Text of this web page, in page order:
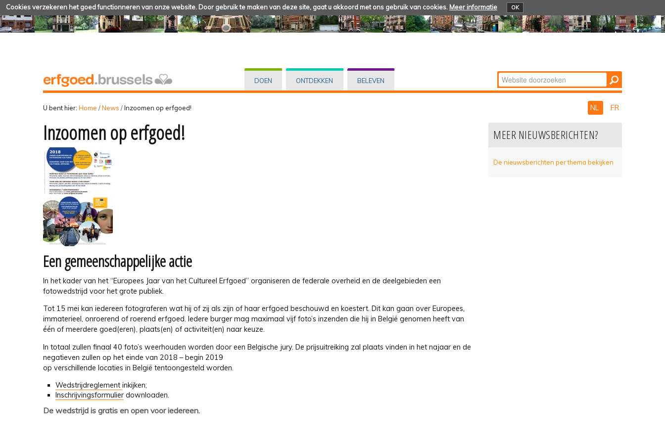
Cookies verzekeren het goed functionneren van onze website. Door gebruik te maken van deze site, gaat u akkoord met ons gebruik van cookies. Meer informatie OK
DOEN ONTDEKKEN BELEVEN Zoek
Geavanceerd
U bent hier: Home /News /Inzoomen op erfgoed! NL FR
Inzoomen op erfgoed!
Een gemeenschappelijke actie
In het kader van het “Europees Jaar van het Cultureel Erfgoed” organiseren de federale overheid en de deelgebieden een
fotowedstrijd voor het grote publiek.
Tot 15 mei kan iedereen fotograferen wat hij of zij als zijn of haar erfgoed beschouwd en koestert. Dit kan gaan over Europees,
immaterieel, onroerend of roerend erfgoed. Iedere burger mag maximaal vijf foto’s inzenden die hij in België genomen heeft van
één of meerdere goed(eren), plaats(en) of activiteit(en) naar keuze.
In totaal zullen finaal 40 foto’s weerhouden worden door een Belgische jury. De prijsuitreiking zal plaats vinden in het najaar en de
negatieven zullen op het einde van 2018 – begin 2019
op verschillende locaties in België tentoongesteld worden.
Wedstrijdreglement inkijken;
Inschrijvingsformulier downloaden.
De wedstrijd is gratis en open voor iedereen.
MEER NIEUWSBERICHTEN?
De nieuwsberichten per thema bekijken